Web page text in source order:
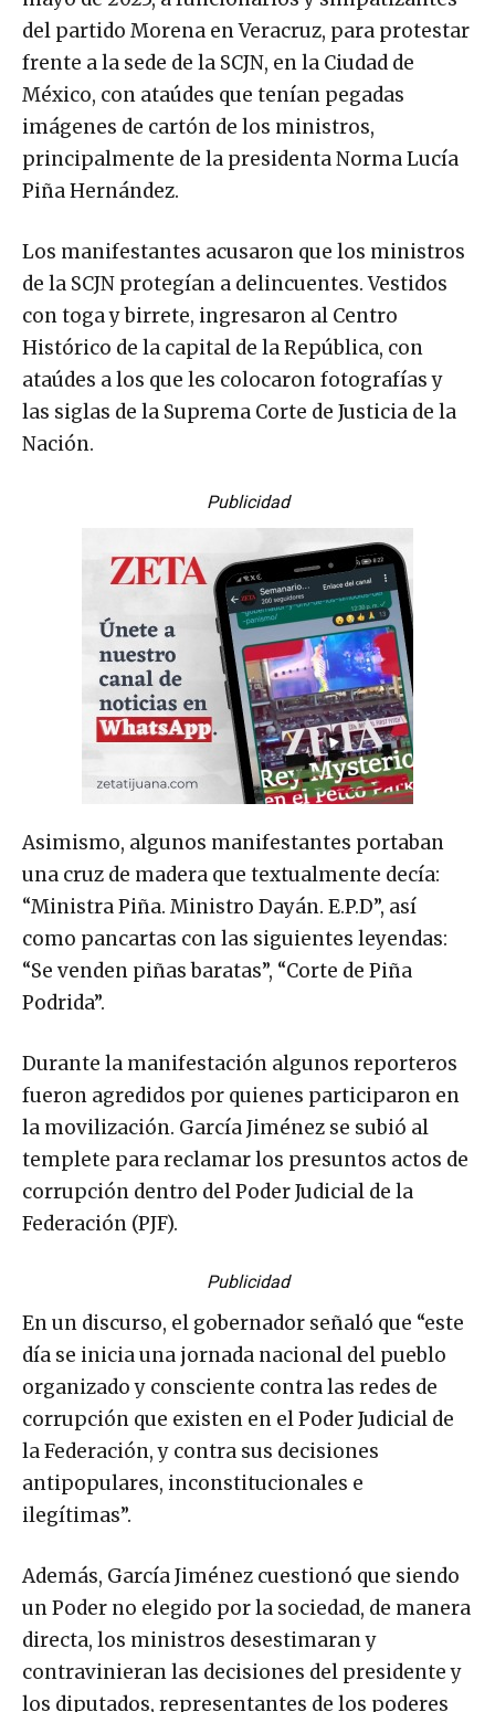
del partido Morena en Veracruz, para protestar
frente a la sede de la SCJN, en la Ciudad de
México, con ataúdes que tenían pegadas
imágenes de cartón de los ministros,
principalmente de la presidenta Norma Lucía
Piña Hernández.
Los manifestantes acusaron que los ministros
de la SCJN protegían a delincuentes. Vestidos
con toga y birrete, ingresaron al Centro
Histórico de la capital de la República, con
ataúdes a los que les colocaron fotografías y
las siglas de la Suprema Corte de Justicia de la
Nación.
Publicidad
Asimismo, algunos manifestantes portaban
una cruz de madera que textualmente decía:
“Ministra Piña. Ministro Dayán. E.P.D”, así
como pancartas con las siguientes leyendas:
“Se venden piñas baratas”, “Corte de Piña
Podrida”.
Durante la manifestación algunos reporteros
fueron agredidos por quienes participaron en
la movilización. García Jiménez se subió al
templete para reclamar los presuntos actos de
corrupción dentro del Poder Judicial de la
Federación (PJF).
Publicidad
En un discurso, el gobernador señaló que “este
día se inicia una jornada nacional del pueblo
organizado y consciente contra las redes de
corrupción que existen en el Poder Judicial de
la Federación, y contra sus decisiones
antipopulares, inconstitucionales e
ilegítimas”.
Además, García Jiménez cuestionó que siendo
un Poder no elegido por la sociedad, de manera
directa, los ministros desestimaran y
contravinieran las decisiones del presidente y
los diputados, representantes de los poderes